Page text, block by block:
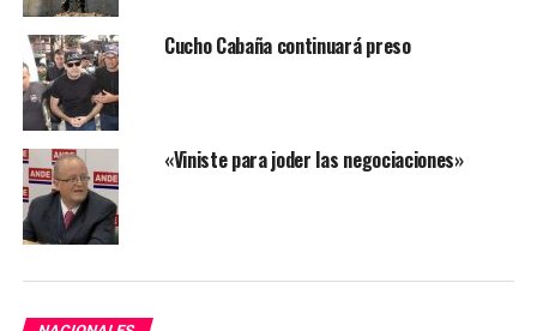
Cucho Cabaña continuará preso
«Viniste para joder las negociaciones»